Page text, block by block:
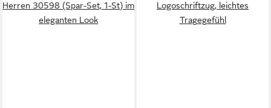
Herren 30598 (Spar-Set, 1-St) im
eleganten Look
Logoschriftzug, leichtes
Tragegefühl